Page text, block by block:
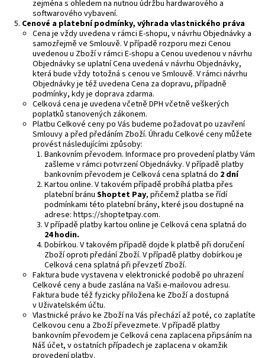
zejména s ohledem na nutnou údržbu hardwarového a
softwarového vybavení.
Cenové a platební podmínky, výhrada vlastnického práva
Cena je vždy uvedena v rámci E-shopu, v návrhu Objednávky a
samozřejmě ve Smlouvě. V případě rozporu mezi Cenou
uvedenou u Zboží v rámci E-shopu a Cenou uvedenou v návrhu
Objednávky se uplatní Cena uvedená v návrhu Objednávky,
která bude vždy totožná s cenou ve Smlouvě. V rámci návrhu
Objednávky je též uvedena Cena za dopravu, případně
podmínky, kdy je doprava zdarma.
Celková cena je uvedena včetně DPH včetně veškerých
poplatků stanovených zákonem.
Platbu Celkové ceny po Vás budeme požadovat po uzavření
Smlouvy a před předáním Zboží. Úhradu Celkové ceny můžete
provést následujícími způsoby:
Bankovním převodem. Informace pro provedení platby Vám
zašleme v rámci potvrzení Objednávky. V případě platby
bankovním převodem je Celková cena splatná do 2 dní
Kartou online. V takovém případě probíhá platba přes
platební bránu Shoptet Pay, přičemž platba se řídí
podmínkami této platební brány, které jsou dostupné na
adrese: https://shoptetpay.com.
V případě platby kartou online je Celková cena splatná do
24 hodin.
Dobírkou. V takovém případě dojde k platbě při doručení
Zboží oproti předání Zboží. V případě platby dobírkou je
Celková cena splatná při převzetí Zboží.
Faktura bude vystavena v elektronické podobě po uhrazení
Celkové ceny a bude zaslána na Vaši e-mailovou adresu.
Faktura bude též fyzicky přiložena ke Zboží a dostupná
v Uživatelském účtu.
Vlastnické právo ke Zboží na Vás přechází až poté, co zaplatíte
Celkovou cenu a Zboží převezmete. V případě platby
bankovním převodem je Celková cena zaplacena připsáním na
Náš účet, v ostatních případech je zaplacena v okamžik
provedení platby.